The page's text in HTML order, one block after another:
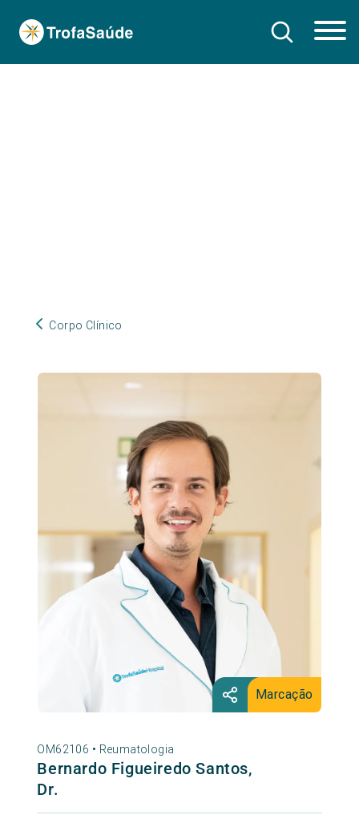
Corpo Clínico
Marcação
OM62106 • Reumatologia
Bernardo Figueiredo Santos,
Dr.